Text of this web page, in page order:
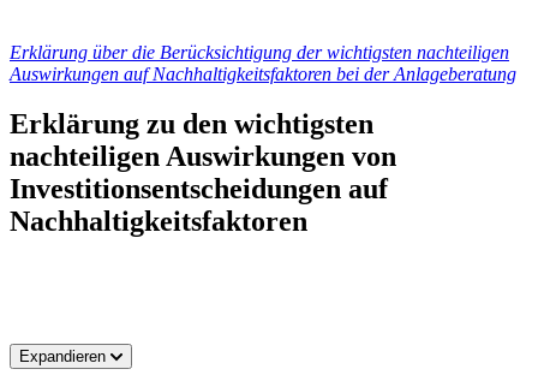
Erklärung über die Berücksichtigung der wichtigsten nachteiligen
Auswirkungen auf Nachhaltigkeitsfaktoren bei der Anlageberatung
Erklärung zu den wichtigsten
nachteiligen Auswirkungen von
Investitionsentscheidungen auf
Nachhaltigkeitsfaktoren
Expandieren